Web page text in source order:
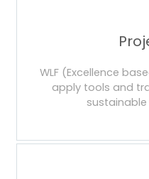
WLF (Excellence
apply tools and